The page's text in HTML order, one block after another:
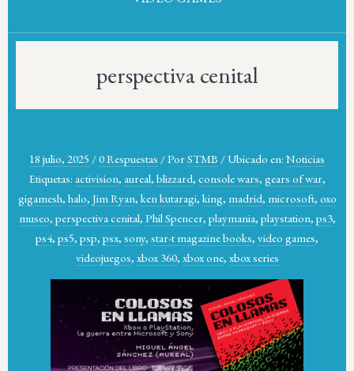
perspectiva cenital
18 julio, 2025 /0 Respuestas /PorSTMB / Ubicado en: Noticias
Etiquetas: activision, aureal, blizzard, console wars, gears of war,
gigamesh, halo, Jim Ryan, ken kutaragi, king, madrid, microsoft, oxo
museo, perspectiva cenital, Phil Spencer, playmania, playstation, ps3,
ps4, ps5, psp, psx, sony, star-t magazine books, video games,
videojuegos, xbox 360, xbox one, xbox series